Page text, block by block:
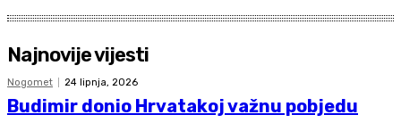
Najnovije vijesti
Nogomet 24 lipnja, 2026
Budimir donio Hrvatakoj važnu pobjedu